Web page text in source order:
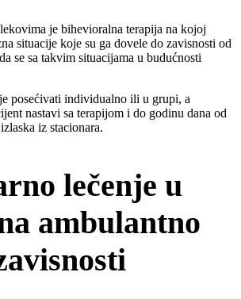
je bihevioralna terapija na kojoj
situacije koje su ga dovele do zavisnosti od
se sa takvim situacijama u budućnosti
posećivati individualno ili u grupi, a
nastavi sa terapijom i do godinu dana od
iz stacionara.
lečenje u
ambulantno